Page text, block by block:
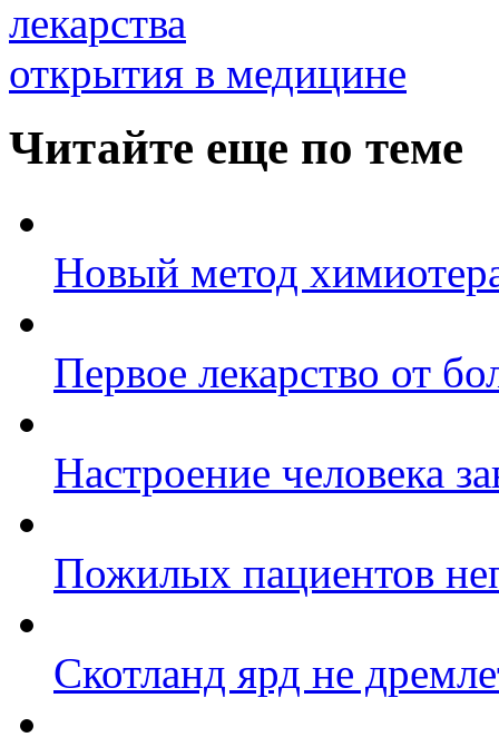
лекарства
открытия в медицине
Читайте еще по теме
Новый метод
Первое лекарство от
Настроение человека
Пожилых пациентов
Cкотланд ярд не